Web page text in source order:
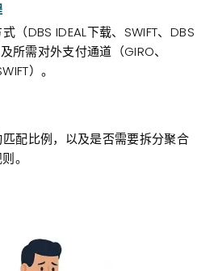
（DBS IDEAL下载、SWIFT、DBS
所需对外支付通道（GIRO、
）。
配比例，以及是否需要拆分聚合
。